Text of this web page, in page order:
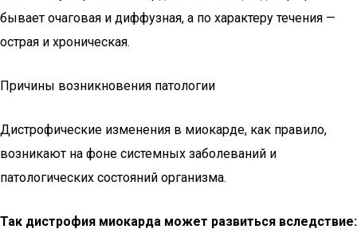
бывает очаговая и диффузная, а по характеру течения —
острая и хроническая.
Причины возникновения патологии
Дистрофические изменения в миокарде, как правило,
возникают на фоне системных заболеваний и
патологических состояний организма.
Так дистрофия миокарда может развиться вследствие: